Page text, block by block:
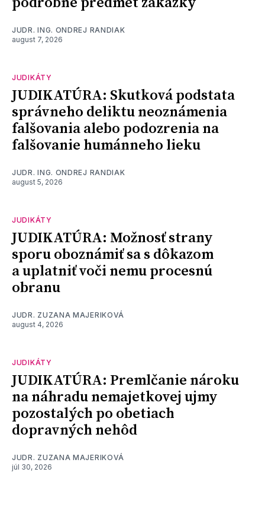
JUDR. ING. ONDREJ RANDIAK
august 7, 2026
JUDIKÁTY
JUDIKATÚRA: Skutková podstata
správneho deliktu neoznámenia
falšovania alebo podozrenia na
falšovanie humánneho lieku
JUDR. ING. ONDREJ RANDIAK
august 5, 2026
JUDIKÁTY
JUDIKATÚRA: Možnosť strany
sporu oboznámiť sa s dôkazom
a uplatniť voči nemu procesnú
obranu
JUDR. ZUZANA MAJERIKOVÁ
august 4, 2026
JUDIKÁTY
JUDIKATÚRA: Premlčanie nároku
na náhradu nemajetkovej ujmy
pozostalých po obetiach
dopravných nehôd
JUDR. ZUZANA MAJERIKOVÁ
júl 30, 2026